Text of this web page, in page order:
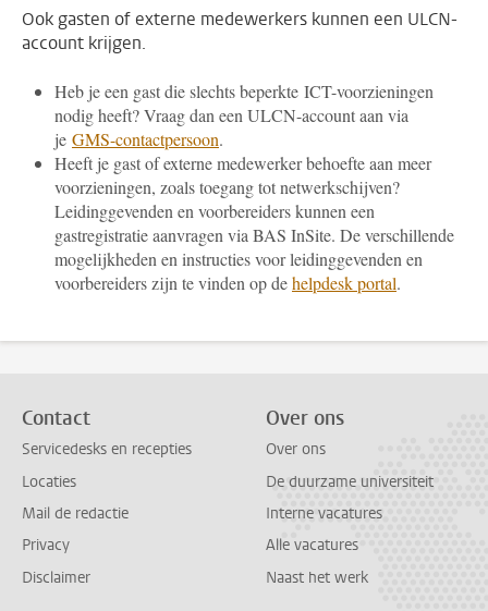
Ook gasten of externe medewerkers kunnen een ULCN-
account krijgen.
Heb je een gast die slechts beperkte ICT-voorzieningen
nodig heeft? Vraag dan een ULCN-account aan via
je GMS-contactpersoon.
Heeft je gast of externe medewerker behoefte aan meer
voorzieningen, zoals toegang tot netwerkschijven?
Leidinggevenden en voorbereiders kunnen een
gastregistratie aanvragen via BAS InSite. De verschillende
mogelijkheden en instructies voor leidinggevenden en
voorbereiders zijn te vinden op dehelpdesk portal.
Contact
Servicedesks en recepties
Locaties
Mail de redactie
Privacy
Disclaimer
Over ons
Over ons
De duurzame universiteit
Interne vacatures
Alle vacatures
Naast het werk